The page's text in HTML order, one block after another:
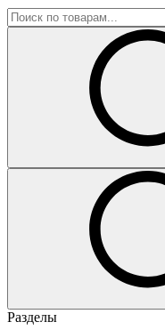
Разделы